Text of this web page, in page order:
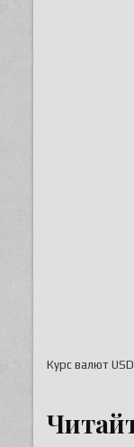
Курс валют USD